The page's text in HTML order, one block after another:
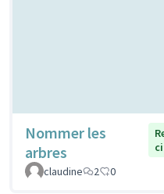
Nommer les
arbres
claudine
2 0